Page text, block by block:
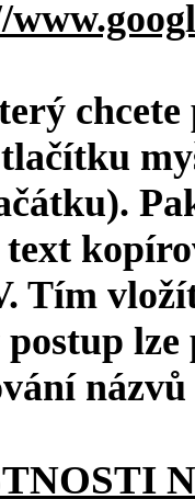
text
Tím
postup